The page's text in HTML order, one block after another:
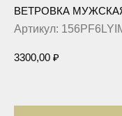
ВЕТРОВКА
Артикул:
3300,00 ₽